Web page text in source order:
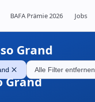
BAFA Prämie 2026 Jobs
Grand
Alle Filter entfernen
Grand